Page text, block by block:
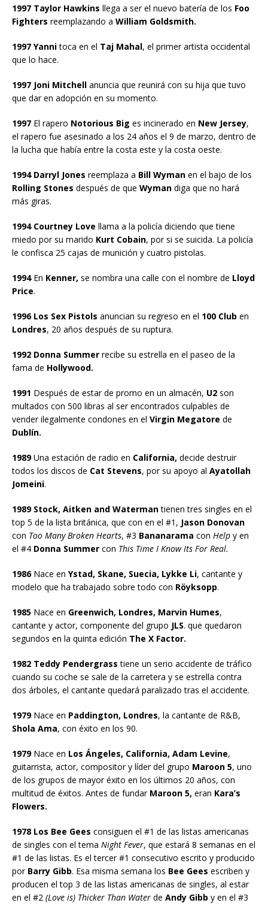
1997 Taylor Hawkins llega a ser el nuevo batería de los Foo
Fighters reemplazando a William Goldsmith.
1997 Yannitoca en el Taj Mahal, el primer artista occidental
que lo hace.
1997 Joni Mitchell anuncia que reunirá con su hija que tuvo
que dar en adopción en su momento.
1997 El rapero Notorious Big es incinerado en New Jersey,
el rapero fue asesinado a los 24 años el 9 de marzo, dentro de
la lucha que había entre la costa este y la costa oeste.
1994 Darryl Jones reemplaza a Bill Wyman en el bajo de los
Rolling Stones después de que Wyman diga que no hará
más giras.
1994 Courtney Love llama a la policía diciendo que tiene
miedo por su marido Kurt Cobain, por si se suicida. La policía
le confisca 25 cajas de munición y cuatro pistolas.
1994En Kenner, se nombra una calle con el nombre de Lloyd
Price.
1996 Los Sex Pistols anuncian su regreso en el 100 Club en
Londres, 20 años después de su ruptura.
1992 Donna Summer recibe su estrella en el paseo de la
fama de Hollywood.
1991 Después de estar de promo en un almacén, U2 son
multados con 500 libras al ser encontrados culpables de
vender ilegalmente condones en el Virgin Megatore de
Dublín.
1989Una estación de radio en California, decide destruir
todos los discos de Cat Stevens, por su apoyo al Ayatollah
Jomeini.
1989 Stock, Aitken and Watermantienen tres singles en el
top 5 de la lista británica, que con en el #1, Jason Donovan
con Too Many Broken Hearts, #3 Bananarama con Help y en
el #4 Donna Summer con This Time I Know Its For Real.
1986Nace en Ystad, Skane, Suecia, Lykke Li, cantante y
modelo que ha trabajado sobre todo con Röyksopp.
1985 Nace en Greenwich, Londres, Marvin Humes,
cantante y actor, componente del grupo JLS. que quedaron
segundos en la quinta edición The X Factor.
1982 Teddy Pendergrass tiene un serio accidente de tráfico
cuando su coche se sale de la carretera y se estrella contra
dos árboles, el cantante quedará paralizado tras el accidente.
1979Nace en Paddington, Londres, la cantante de R&B,
Shola Ama, con éxito en los 90.
1979Nace en Los Ángeles, California, Adam Levine,
guitarrista, actor, compositor y líder del grupo Maroon 5, uno
de los grupos de mayor éxito en los últimos 20 años, con
multitud de éxitos. Antes de fundar Maroon 5, eran Kara’s
Flowers.
1978 Los Bee Gees consiguen el #1 de las listas americanas
de singles con el tema Night Fever, que estará 8 semanas en el
#1 de las listas. Es el tercer #1 consecutivo escrito y producido
por Barry Gibb. Esa misma semana los Bee Gees escriben y
producen el top 3 de las listas americanas de singles, al estar
en el #2 (Love is) Thicker Than Water de Andy Gibb y en el #3